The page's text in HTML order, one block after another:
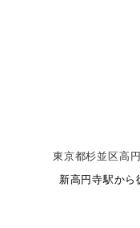
東京都杉並区高
新高円寺駅から